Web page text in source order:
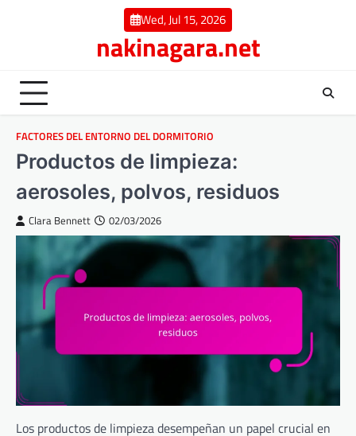
Wed, Jul 15, 2026
nakinagara.net
FACTORES DEL ENTORNO DEL DORMITORIO
Productos de limpieza:
aerosoles, polvos, residuos
Clara Bennett 02/03/2026
Los productos de limpieza desempeñan un papel crucial en